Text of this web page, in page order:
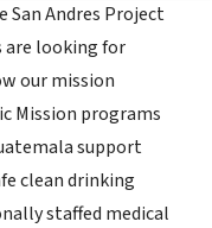
San Andres Project
are looking for
our mission
Mission programs
support
clean drinking
staffed medical